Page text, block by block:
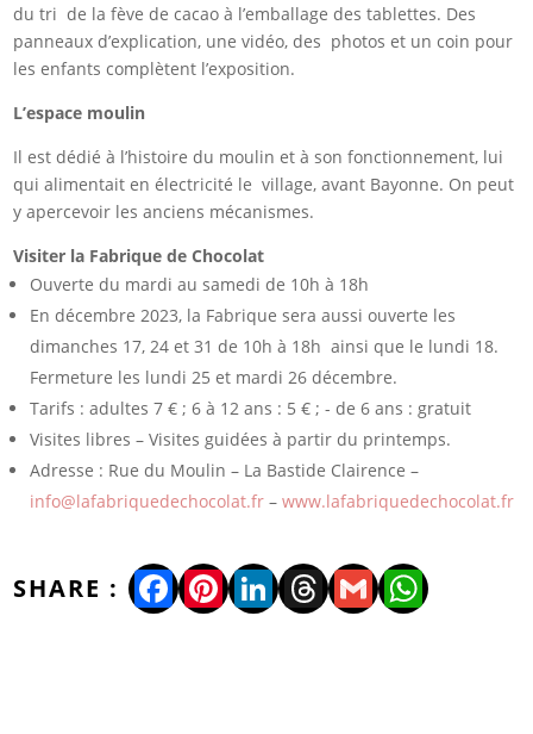
du tri de la fève de cacao à l’emballage des tablettes. Des
panneaux d’explication, une vidéo, des photos et un coin pour
les enfants complètent l’exposition.
L’espace moulin
Il est dédié à l’histoire du moulin et à son fonctionnement, lui
qui alimentait en électricité le village, avant Bayonne. On peut
y apercevoir les anciens mécanismes.
Visiter la Fabrique de Chocolat
Ouverte du mardi au samedi de 10h à 18h
En décembre 2023, la Fabrique sera aussi ouverte les
dimanches 17, 24 et 31 de 10h à 18h ainsi que le lundi 18.
Fermeture les lundi 25 et mardi 26 décembre.
Tarifs : adultes 7 € ; 6 à 12 ans : 5 € ; - de 6 ans : gratuit
Visites libres – Visites guidées à partir du printemps.
Adresse : Rue du Moulin – La Bastide Clairence –
info@lafabriquedechocolat.fr –www.lafabriquedechocolat.fr
Facebook
Pinterest
LinkedIn
Threads
Gmail